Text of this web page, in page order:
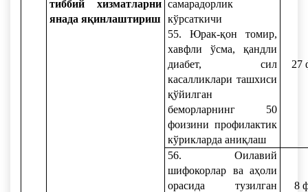
тиббий хизматларни
янада яқинлаштириш
самарадорлик
кўрсаткичи
55. Юрак-қон томир,
хавфли ўсма, қандли
диабет, сил
касалликлари ташхиси
қўйилган
беморларнинг 50
фоизини профилактик
кўрикларда аниқлаш
27
56. Оилавий
шифокорлар ва аҳоли
орасида тузилган
8